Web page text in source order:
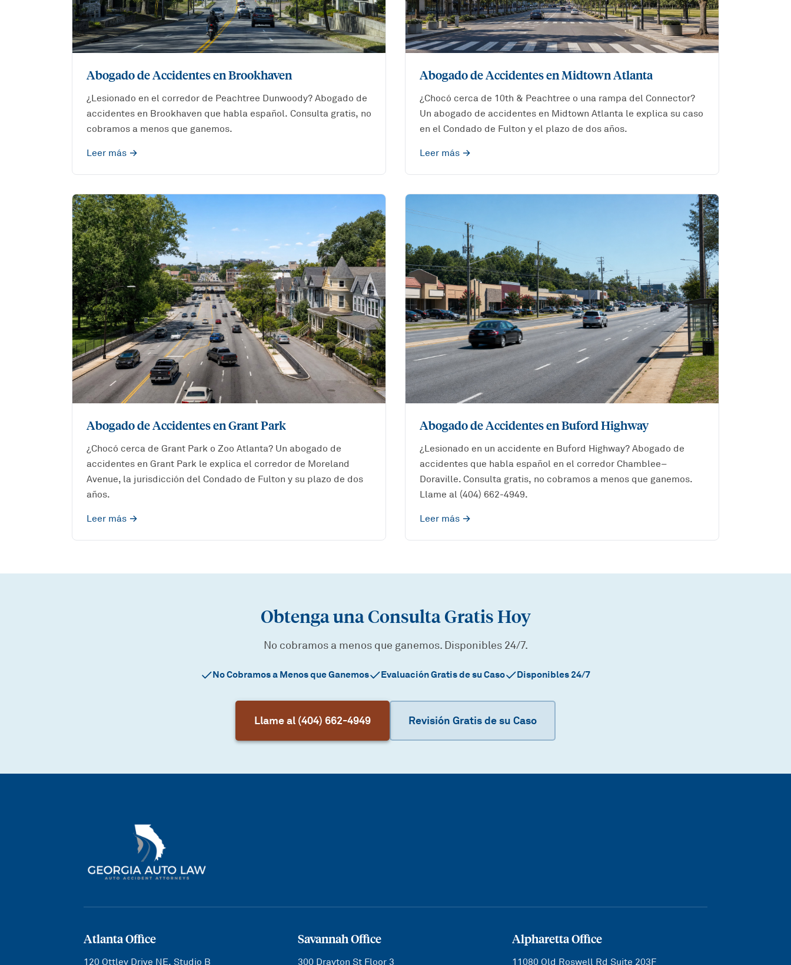
Abogado de Accidentes en Brookhaven
¿Lesionado en el corredor de Peachtree Dunwoody? Abogado de
accidentes en Brookhaven que habla español. Consulta gratis, no
cobramos a menos que ganemos.
Leer más →
Abogado de Accidentes en Midtown Atlanta
¿Chocó cerca de 10th & Peachtree o una rampa del Connector?
Un abogado de accidentes en Midtown Atlanta le explica su caso
en el Condado de Fulton y el plazo de dos años.
Leer más →
Abogado de Accidentes en Grant Park
¿Chocó cerca de Grant Park o Zoo Atlanta? Un abogado de
accidentes en Grant Park le explica el corredor de Moreland
Avenue, la jurisdicción del Condado de Fulton y su plazo de dos
años.
Leer más →
Abogado de Accidentes en Buford Highway
¿Lesionado en un accidente en Buford Highway? Abogado de
accidentes que habla español en el corredor Chamblee–
Doraville. Consulta gratis, no cobramos a menos que ganemos.
Llame al (404) 662-4949.
Leer más →
Obtenga una Consulta Gratis Hoy
No cobramos a menos que ganemos. Disponibles 24/7.
No Cobramos a Menos que Ganemos Evaluación Gratis de su Caso Disponibles 24/7
Llame al (404) 662-4949 Revisión Gratis de su Caso
Atlanta Office
120 Ottley Drive NE, Studio B
Savannah Office
300 Drayton St Floor 3
Alpharetta Office
11080 Old Roswell Rd Suite 203F